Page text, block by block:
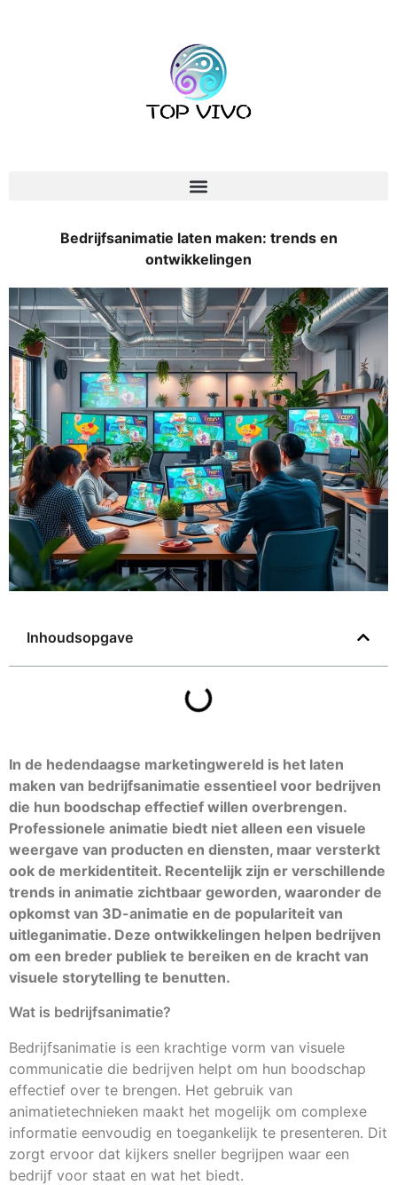
Bedrijfsanimatie laten maken: trends en
ontwikkelingen
Inhoudsopgave
In de hedendaagse marketingwereld is het laten
maken van bedrijfsanimatie essentieel voor bedrijven
die hun boodschap effectief willen overbrengen.
Professionele animatie biedt niet alleen een visuele
weergave van producten en diensten, maar versterkt
ook de merkidentiteit. Recentelijk zijn er verschillende
trends in animatie zichtbaar geworden, waaronder de
opkomst van 3D-animatie en de populariteit van
uitleganimatie. Deze ontwikkelingen helpen bedrijven
om een breder publiek te bereiken en de kracht van
visuele storytelling te benutten.
Wat is bedrijfsanimatie?
Bedrijfsanimatie is een krachtige vorm van visuele
communicatie die bedrijven helpt om hun boodschap
effectief over te brengen. Het gebruik van
animatietechnieken maakt het mogelijk om complexe
informatie eenvoudig en toegankelijk te presenteren. Dit
zorgt ervoor dat kijkers sneller begrijpen waar een
bedrijf voor staat en wat het biedt.